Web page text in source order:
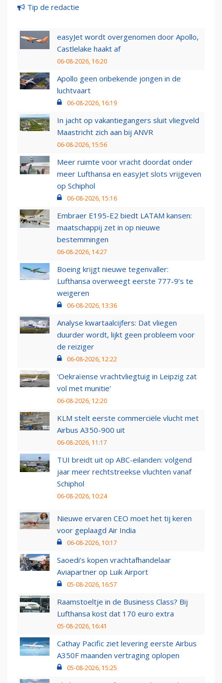
Tip de redactie
easyJet wordt overgenomen door Apollo,
Castlelake haakt af
06-08-2026, 16:20
Apollo geen onbekende jongen in de
luchtvaart
06-08-2026, 16:19
In jacht op vakantiegangers sluit vliegveld
Maastricht zich aan bij ANVR
06-08-2026, 15:56
Meer ruimte voor vracht doordat onder
meer Lufthansa en easyJet slots vrijgeven
op Schiphol
06-08-2026, 15:16
Embraer E195-E2 biedt LATAM kansen:
maatschappij zet in op nieuwe
bestemmingen
06-08-2026, 14:27
Boeing krijgt nieuwe tegenvaller:
Lufthansa overweegt eerste 777-9’s te
weigeren
06-08-2026, 13:36
Analyse kwartaalcijfers: Dat vliegen
duurder wordt, lijkt geen probleem voor
de reiziger
06-08-2026, 12:22
'Oekraïense vrachtvliegtuig in Leipzig zat
vol met munitie'
06-08-2026, 12:20
KLM stelt eerste commerciële vlucht met
Airbus A350-900 uit
06-08-2026, 11:17
TUI breidt uit op ABC-eilanden: volgend
jaar meer rechtstreekse vluchten vanaf
Schiphol
06-08-2026, 10:24
Nieuwe ervaren CEO moet het tij keren
voor geplaagd Air India
06-08-2026, 10:17
Saoedi’s kopen vrachtafhandelaar
Aviapartner op Luik Airport
05-08-2026, 16:57
Raamstoeltje in de Business Class? Bij
Lufthansa kost dat 170 euro extra
05-08-2026, 16:41
Cathay Pacific ziet levering eerste Airbus
A350F maanden vertraging oplopen
05-08-2026, 15:25